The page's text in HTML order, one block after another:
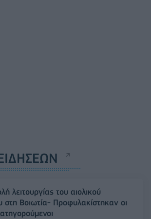
λειτουργίας του αιολικού
στη Βοιωτία- Προφυλακίστηκαν οι